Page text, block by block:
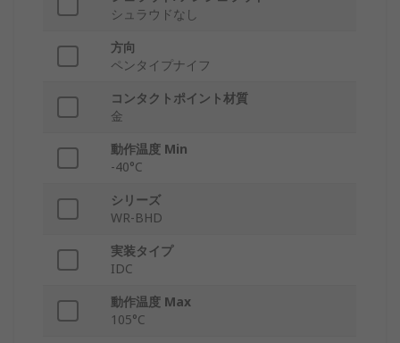
シュラウドなし
方向
ペンタイプナイフ
コンタクトポイント材質
金
動作温度 Min
-40°C
シリーズ
WR-BHD
実装タイプ
IDC
動作温度 Max
105°C